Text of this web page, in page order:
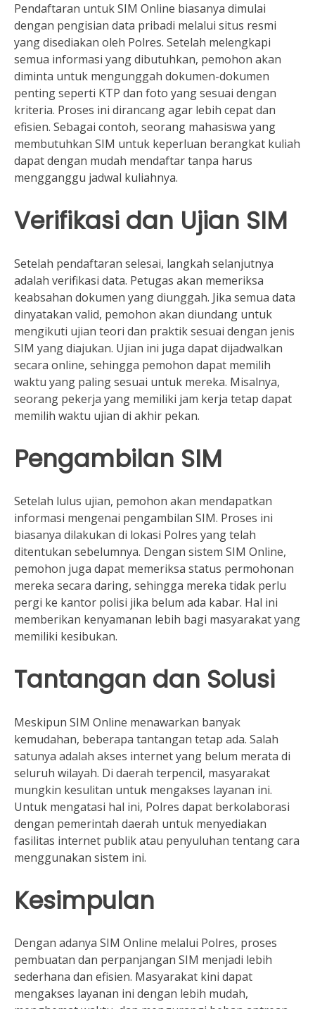
Pendaftaran untuk SIM Online biasanya dimulai
dengan pengisian data pribadi melalui situs resmi
yang disediakan oleh Polres. Setelah melengkapi
semua informasi yang dibutuhkan, pemohon akan
diminta untuk mengunggah dokumen-dokumen
penting seperti KTP dan foto yang sesuai dengan
kriteria. Proses ini dirancang agar lebih cepat dan
efisien. Sebagai contoh, seorang mahasiswa yang
membutuhkan SIM untuk keperluan berangkat kuliah
dapat dengan mudah mendaftar tanpa harus
mengganggu jadwal kuliahnya.
Verifikasi dan Ujian SIM
Setelah pendaftaran selesai, langkah selanjutnya
adalah verifikasi data. Petugas akan memeriksa
keabsahan dokumen yang diunggah. Jika semua data
dinyatakan valid, pemohon akan diundang untuk
mengikuti ujian teori dan praktik sesuai dengan jenis
SIM yang diajukan. Ujian ini juga dapat dijadwalkan
secara online, sehingga pemohon dapat memilih
waktu yang paling sesuai untuk mereka. Misalnya,
seorang pekerja yang memiliki jam kerja tetap dapat
memilih waktu ujian di akhir pekan.
Pengambilan SIM
Setelah lulus ujian, pemohon akan mendapatkan
informasi mengenai pengambilan SIM. Proses ini
biasanya dilakukan di lokasi Polres yang telah
ditentukan sebelumnya. Dengan sistem SIM Online,
pemohon juga dapat memeriksa status permohonan
mereka secara daring, sehingga mereka tidak perlu
pergi ke kantor polisi jika belum ada kabar. Hal ini
memberikan kenyamanan lebih bagi masyarakat yang
memiliki kesibukan.
Tantangan dan Solusi
Meskipun SIM Online menawarkan banyak
kemudahan, beberapa tantangan tetap ada. Salah
satunya adalah akses internet yang belum merata di
seluruh wilayah. Di daerah terpencil, masyarakat
mungkin kesulitan untuk mengakses layanan ini.
Untuk mengatasi hal ini, Polres dapat berkolaborasi
dengan pemerintah daerah untuk menyediakan
fasilitas internet publik atau penyuluhan tentang cara
menggunakan sistem ini.
Kesimpulan
Dengan adanya SIM Online melalui Polres, proses
pembuatan dan perpanjangan SIM menjadi lebih
sederhana dan efisien. Masyarakat kini dapat
mengakses layanan ini dengan lebih mudah,